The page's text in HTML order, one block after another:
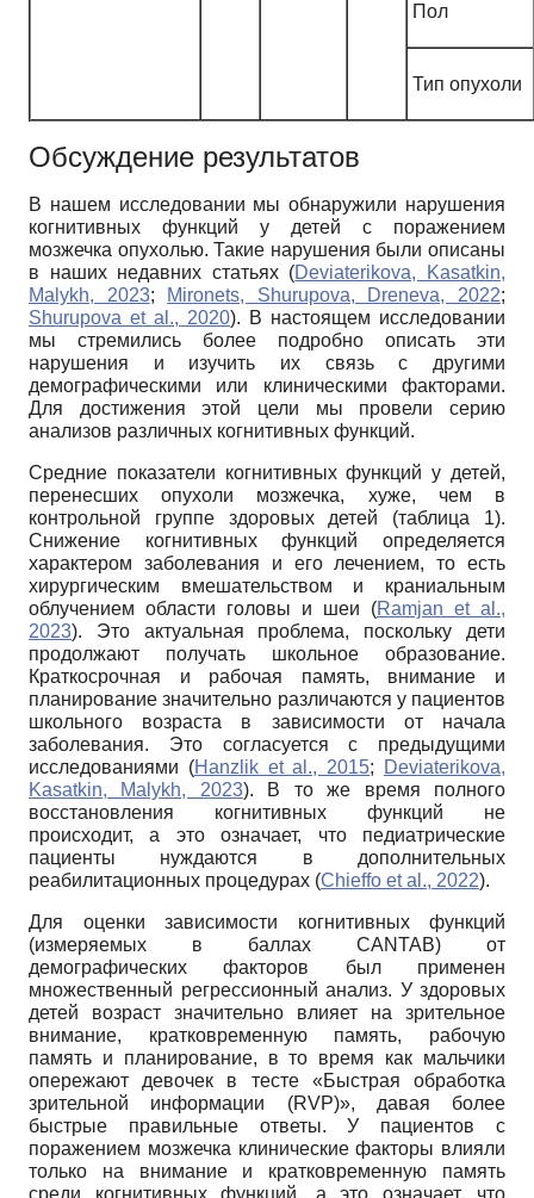
Пол
Тип опухоли
Обсуждение результатов
В нашем исследовании мы обнаружили нарушения
когнитивных функций у детей с поражением
мозжечка опухолью. Такие нарушения были описаны
в наших недавних статьях (Deviaterikova, Kasatkin,
Malykh, 2023; Mironets, Shurupova, Dreneva, 2022;
Shurupova et al., 2020). В настоящем исследовании
мы стремились более подробно описать эти
нарушения и изучить их связь с другими
демографическими или клиническими факторами.
Для достижения этой цели мы провели серию
анализов различных когнитивных функций.
Средние показатели когнитивных функций у детей,
перенесших опухоли мозжечка, хуже, чем в
контрольной группе здоровых детей (таблица 1).
Снижение когнитивных функций определяется
характером заболевания и его лечением, то есть
хирургическим вмешательством и краниальным
облучением области головы и шеи (Ramjan et al.,
2023). Это актуальная проблема, поскольку дети
продолжают получать школьное образование.
Краткосрочная и рабочая память, внимание и
планирование значительно различаются у пациентов
школьного возраста в зависимости от начала
заболевания. Это согласуется с предыдущими
исследованиями (Hanzlik et al., 2015;
Deviaterikova,
Kasatkin, Malykh, 2023). В то же время полного
восстановления когнитивных функций не
происходит, а это означает, что педиатрические
пациенты нуждаются в дополнительных
реабилитационных процедурах (Chieffo et al., 2022).
Для оценки зависимости когнитивных функций
(измеряемых в баллах CANTAB) от
демографических факторов был применен
множественный регрессионный анализ. У здоровых
детей возраст значительно влияет на зрительное
внимание, кратковременную память, рабочую
память и планирование, в то время как мальчики
опережают девочек в тесте «Быстрая обработка
зрительной информации (RVP)», давая более
быстрые правильные ответы. У пациентов с
поражением мозжечка клинические факторы влияли
только на внимание и кратковременную память